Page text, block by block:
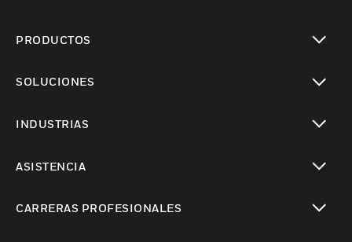
PRODUCTOS
SOLUCIONES
INDUSTRIAS
ASISTENCIA
CARRERAS PROFESIONALES